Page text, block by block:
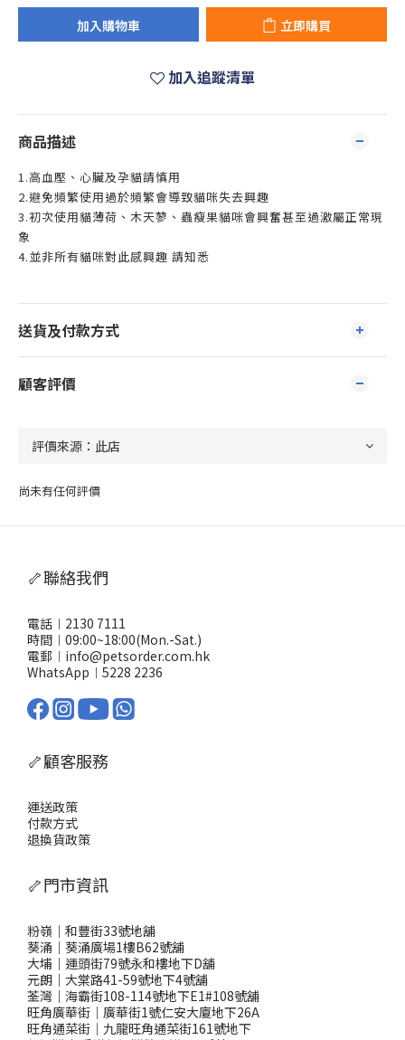
加入購物車 立即購買
加入追蹤清單
商品描述
1.高血壓、心臟及孕貓請慎用
2.避免頻繁使用過於頻繁會導致貓咪失去興趣
3.初次使用貓薄荷、木天蓼、蟲瘦果貓咪會興奮甚至過激屬正常現
象
4.並非所有貓咪對此感興趣 請知悉
送貨及付款方式
顧客評價
尚未有任何評價
🦴聯絡我們
電話︱2130 7111
時間︱09:00~18:00(Mon.-Sat.)
電郵︱info@petsorder.com.hk
WhatsApp︱ 5228 2236
🦴顧客服務
運送政策
付款方式
退換貨政策
🦴門市資訊
粉嶺｜和豐街33號地舖
葵涌｜葵涌廣場1樓B62號舖
大埔｜運頭街79號永和樓地下D舖
元朗｜大棠路41-59號地下4號舖
荃灣｜海霸街108-114號地下E1#108號舖
旺角廣華街｜廣華街1號仁安大廈地下26A
旺角通菜街｜九龍旺角通菜街161號地下